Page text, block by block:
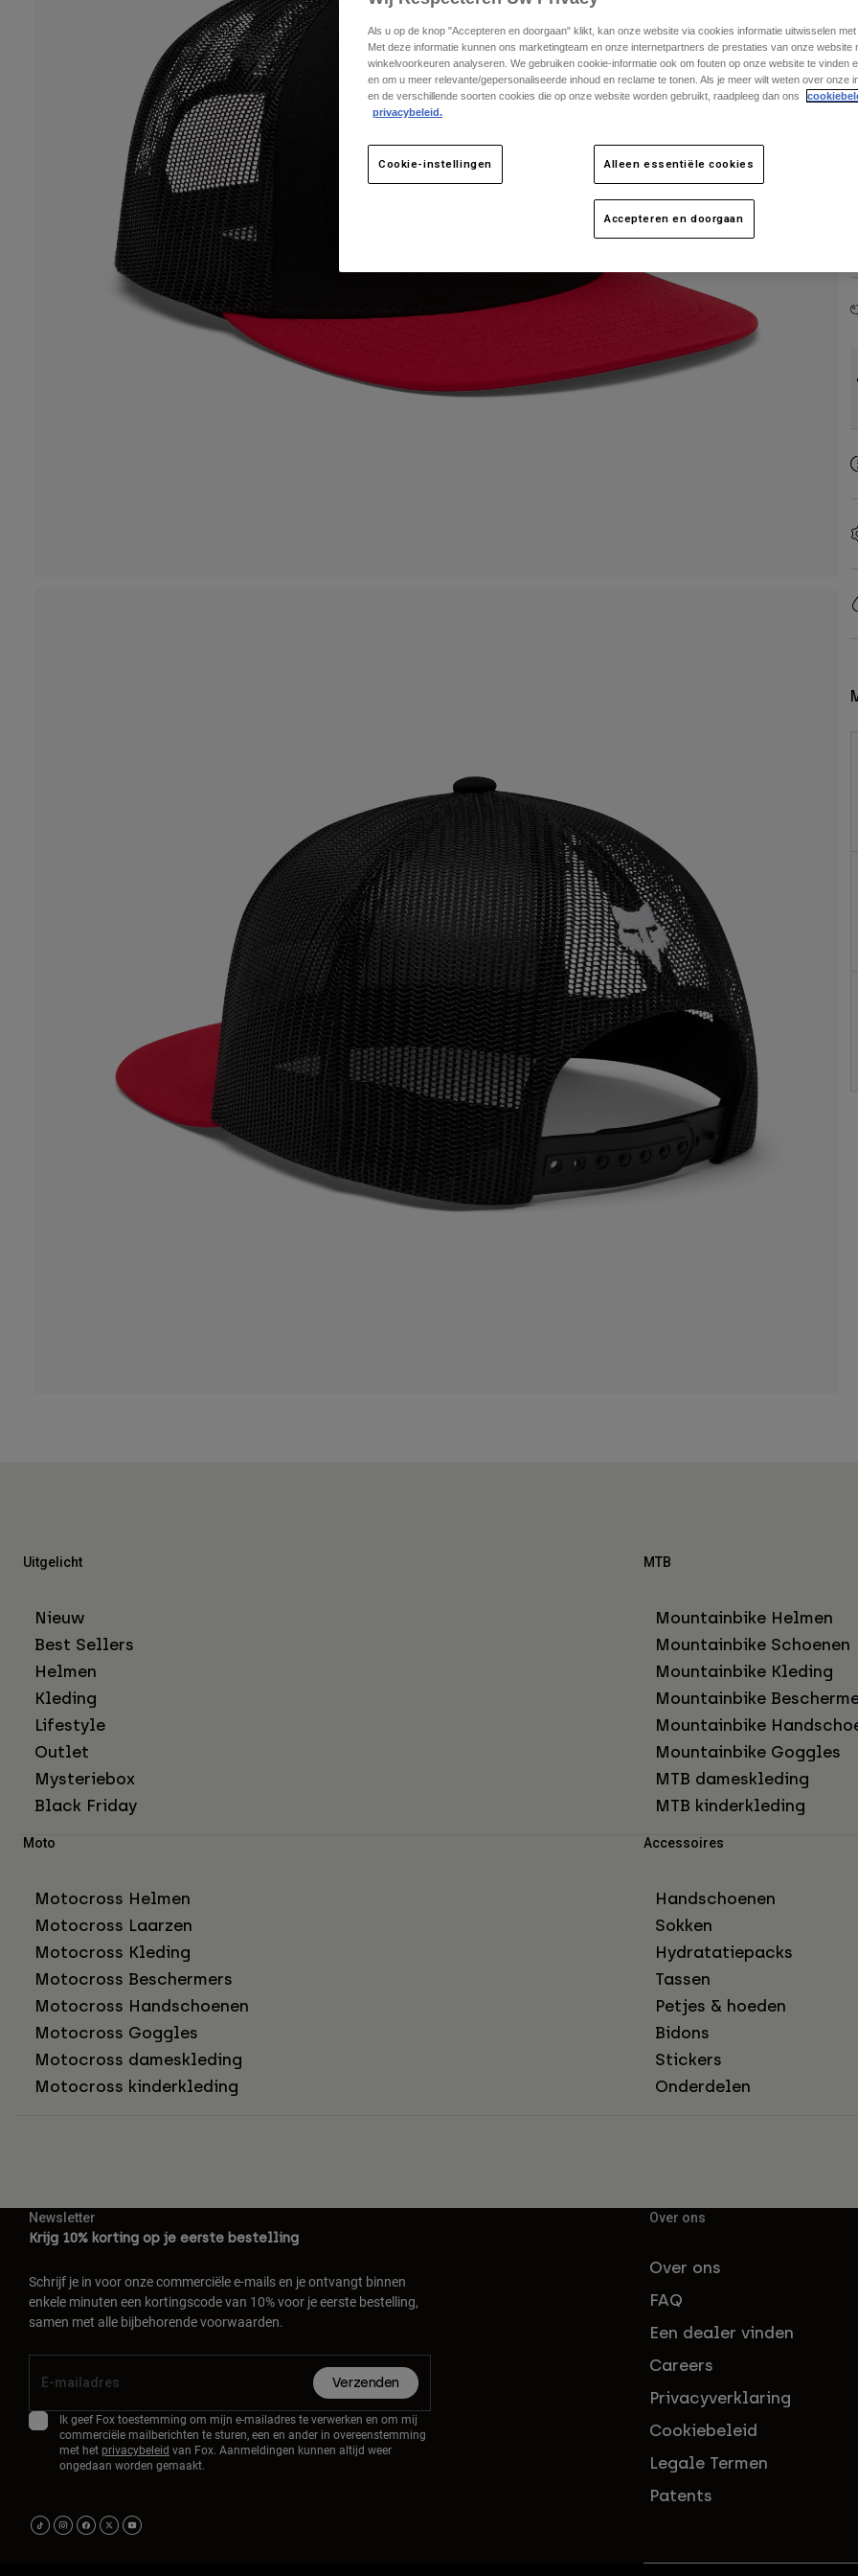
Uitgelicht
Nieuw
Best Sellers
Helmen
Kleding
Lifestyle
Outlet
Mysteriebox
Black Friday
MTB
Mountainbike Helmen
Mountainbike Schoenen
Mountainbike Kleding
Mountainbike
Mountainbike
Mountainbike Goggles
MTB dameskleding
MTB kinderkleding
Moto
Motocross Helmen
Motocross Laarzen
Motocross Kleding
Motocross Beschermers
Motocross Handschoenen
Motocross Goggles
Motocross dameskleding
Motocross kinderkleding
Accessoires
Handschoenen
Sokken
Hydratatiepacks
Tassen
Petjes & hoeden
Bidons
Stickers
Onderdelen
Newsletter
Krijg 10% korting op je eerste bestelling
Schrijf je in voor onze commerciële e-mails en je ontvangt binnen
enkele minuten een kortingscode van 10% voor je eerste bestelling,
samen met alle bijbehorende voorwaarden.
Verzenden
Ik geef Fox toestemming om mijn e-mailadres te verwerken en om mij
commerciële mailberichten te sturen, een en ander in overeenstemming
met het privacybeleid van Fox. Aanmeldingen kunnen altijd weer
ongedaan worden gemaakt.
Over ons
Over ons
FAQ
Een dealer vinden
Careers
Privacyverklaring
Cookiebeleid
Legale Termen
Patents
Als u op de knop "Accepteren en doorgaan" klikt, kan onze website via cookies informatie uitwisselen
Met deze informatie kunnen ons marketingteam en onze internetpartners de prestaties van onze website
winkelvoorkeuren analyseren. We gebruiken cookie-informatie ook om fouten op onze website te vinden
en om u meer relevante/gepersonaliseerde inhoud en reclame te tonen. Als je meer wilt weten over onze
en de verschillende soorten cookies die op onze website worden gebruikt, raadpleeg dan ons
privacybeleid.
Cookie-instellingen Alleen essentiële cookies
Accepteren en doorgaan